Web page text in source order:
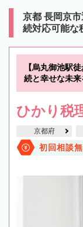
京都 長岡京
続対応可能な
【烏丸御池駅
続と幸せな未
ひかり税
京都府
初回相談